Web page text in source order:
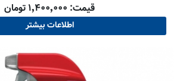
قیمت: ۱٬۴۰۰٬۰۰۰ تومان
اطلاعات بیشتر